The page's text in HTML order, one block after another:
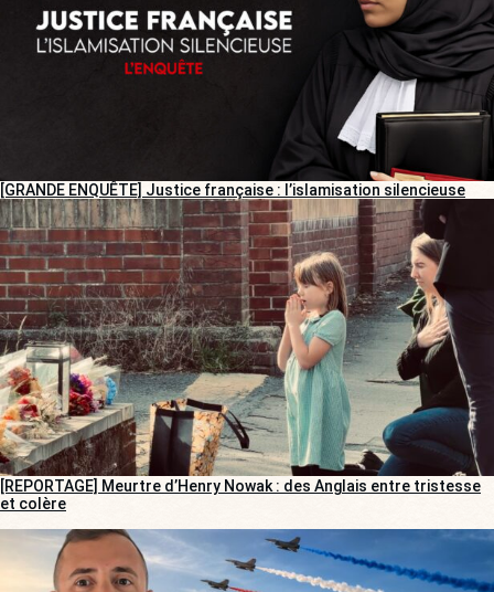
[GRANDE ENQUÊTE] Justice française : l’islamisation silencieuse
[REPORTAGE] Meurtre d’Henry Nowak : des Anglais entre tristesse
et colère